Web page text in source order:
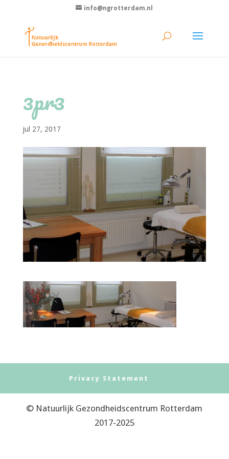
info@ngrotterdam.nl
3pr3
jul 27, 2017
Privacy Statement
© Natuurlijk Gezondheidscentrum Rotterdam
2017-2025